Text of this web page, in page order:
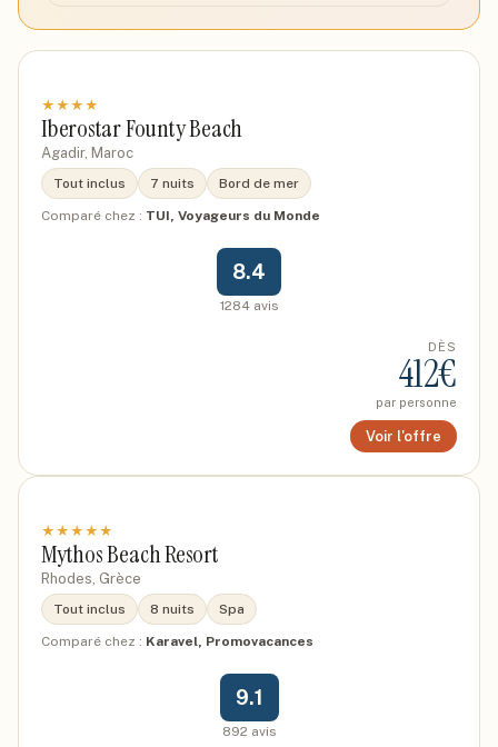
★ ★ ★ ★
Iberostar Founty Beach
Agadir, Maroc
Tout inclus 7 nuits Bord de mer
Comparé chez : TUI, Voyageurs du Monde
8.4
1284avis
DÈS
412€
par personne
Voir l'offre
★ ★ ★ ★ ★
Mythos Beach Resort
Rhodes, Grèce
Tout inclus 8 nuits Spa
Comparé chez : Karavel, Promovacances
9.1
892 avis